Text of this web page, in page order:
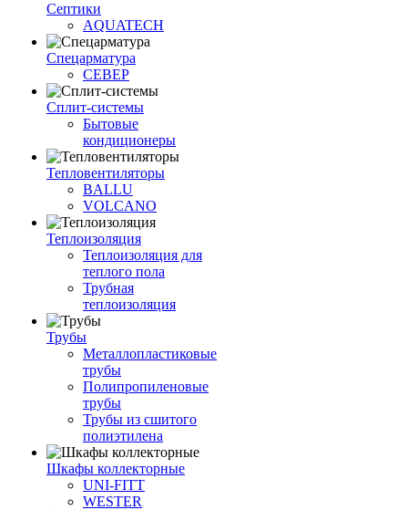
Септики
AQUATECH
Спецарматура
СЕВЕР
Сплит-системы
Бытовые
кондиционеры
Тепловентиляторы
BALLU
VOLCANO
Теплоизоляция
Теплоизоляция для
теплого пола
Трубная
теплоизоляция
Трубы
Металлопластиковые
трубы
Полипропиленовые
трубы
Трубы из сшитого
полиэтилена
Шкафы коллекторные
UNI-FITT
WESTER